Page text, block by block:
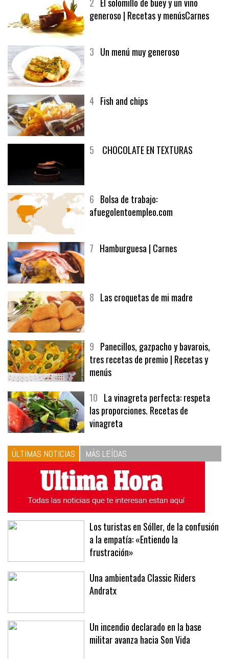
2El solomillo de buey y un vino
6Bolsa de trabajo:
9Panecillos, gazpacho y bavarois,
tres recetas de premio | Recetas y
menús
10La vinagreta perfecta: respeta
las proporciones. Recetas de
vinagreta
ÚLTIMAS NOTICIAS MÁS LEÍDAS
Los turistas en Sóller, de la confusión
a la empatía: «Entiendo la
frustración»
Una ambientada Classic Riders
Un incendio declarado en la base